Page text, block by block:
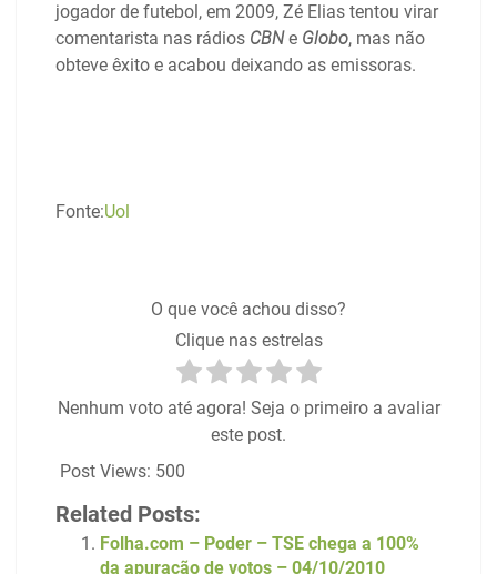
jogador de futebol, em 2009, Zé Elias tentou virar
comentarista nas rádios CBNe Globo, mas não
obteve êxito e acabou deixando as emissoras.
Fonte:Uol
O que você achou disso?
Clique nas estrelas
Nenhum voto até agora! Seja o primeiro a avaliar
este post.
Post Views: 500
Related Posts:
Folha.com – Poder – TSE chega a 100%
da apuração de votos – 04/10/2010